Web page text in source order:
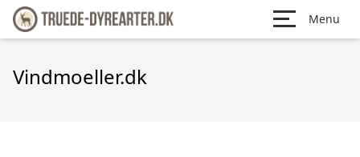
Menu
Vindmoeller.dk